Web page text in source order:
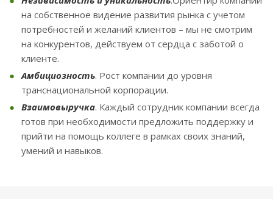
на собственное видение развития рынка с учетом
потребностей и желаний клиентов – мы не смотрим
на конкурентов, действуем от сердца с заботой о
клиенте.
Амбициозность. Рост компании до уровня
транснациональной корпорации.
Взаимовыручка. Каждый сотрудник компании всегда
готов при необходимости предложить поддержку и
прийти на помощь коллеге в рамках своих знаний,
умений и навыков.